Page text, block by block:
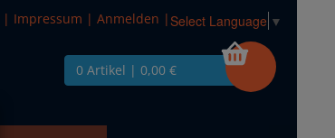
| Impressum | Anmelden | Select Language ▼
0 Artikel | 0,00 €